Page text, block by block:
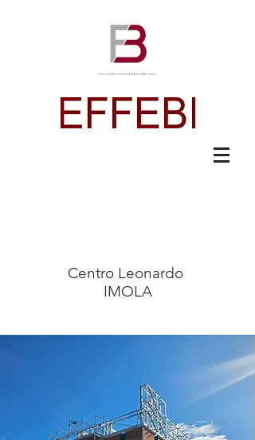
Centro Leonardo
IMOLA